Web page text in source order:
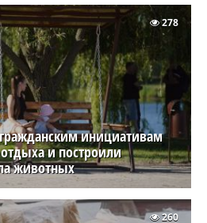
инициативам
и построили
животных
278
260